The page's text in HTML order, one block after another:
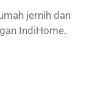
jernih dan
IndiHome.